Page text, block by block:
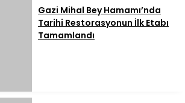
Gazi Mihal Bey Hamamı’nda
Tarihi Restorasyonun İlk Etabı
Tamamlandı